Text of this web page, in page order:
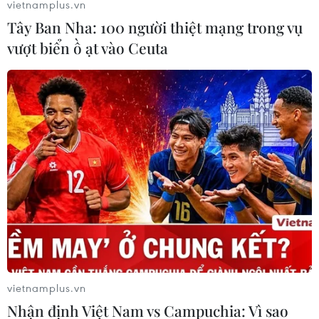
06/08/2026 06:24
Đồng USD trước bước ngoặt do đồng
yen mạnh lên và số liệu việc làm Mỹ
06/08/2026 05:14
Tây Ninh: Tạo điều kiện hình thành
doanh nghiệp công nghệ chiến lược
06/08/2026 04:45
Chủ động nguồn điện phục vụ Hội
nghị cấp cao APEC 2027
06/08/2026 04:31
vietnamplus.vn
Tây Ban Nha: 100 người thiệt mạng trong vụ
vượt biển ồ ạt vào Ceuta
vietnamplus.vn
Nhận định Việt Nam vs Campuchia: Vì sao